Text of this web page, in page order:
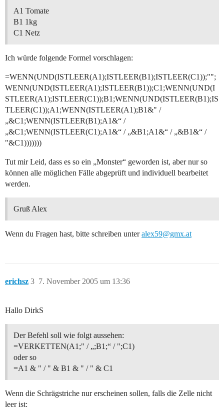
A1 Tomate
B1 1kg
C1 Netz
Ich würde folgende Formel vorschlagen:
=WENN(UND(ISTLEER(A1);ISTLEER(B1);ISTLEER(C1));"";
WENN(UND(ISTLEER(A1);ISTLEER(B1));C1;WENN(UND(I
STLEER(A1);ISTLEER(C1));B1;WENN(UND(ISTLEER(B1);IS
TLEER(C1));A1;WENN(ISTLEER(A1);B1&" /
„&C1;WENN(ISTLEER(B1);A1&“ /
„&C1;WENN(ISTLEER(C1);A1&“ / „&B1;A1&“ / „&B1&“ /
"&C1)))))))
Tut mir Leid, dass es so ein „Monster“ geworden ist, aber nur so
können alle möglichen Fälle abgeprüft und individuell bearbeitet
werden.
Gruß Alex
Wenn du Fragen hast, bitte schreiben unteralex59@gmx.at
erichsz 7. November 2005 um 13:36
3
Hallo DirkS
Der Befehl soll wie folgt aussehen:
=VERKETTEN(A1;" / „;B1;“ / ";C1)
oder so
=A1 & " / " & B1 & " / " & C1
Wenn die Schrägstriche nur erscheinen sollen, falls die Zelle nicht
leer ist: